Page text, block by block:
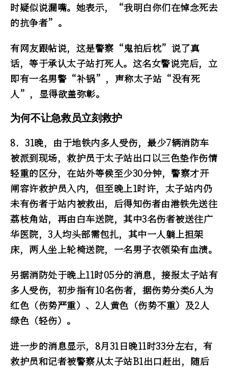
时疑似说漏嘴。她表示，“我明白你们在悼念死去
的抗争者”。
有网友跟帖说，这是警察“鬼拍后枕”说了真
话，等于承认太子站打死人。这名女警说完后，立
即有一名男警“补锅”，声称太子站“没有死
人”，显得欲盖弥彰。
为何不让急救员立刻救护
8．31晚，由于地铁内多人受伤，最少7辆消防车
被派到现场，救护员于太子站出口以三色垫作伤情
轻重的区分，在站外等候至少30分钟，警察才开
闸容许救护员入内，但至晚上1时许，太子站内仍
未有伤者于站内被救出，后得知伤者由港铁先送往
荔枝角站，再由白车送院，其中3名伤者被送往广
华医院，3人均头部需包扎，其中一人躺上担架
床，两人坐上轮椅送院，一名男子衣领染有血渍。
另据消防处于晚上11时05分的消息，接报太子站有
多人受伤，初步指有10名伤者，据伤势分类6人为
红色（伤势严重）、2人黄色（伤势不重）及2人
绿色（轻伤）。
进一步的消息显示，8月31日晚11时33分左右，有
救护员和记者被警察从太子站B1出口赶出，随后